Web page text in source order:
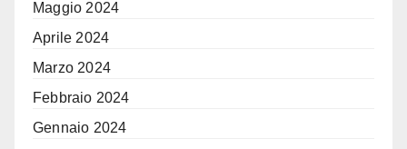
Maggio 2024
Aprile 2024
Marzo 2024
Febbraio 2024
Gennaio 2024